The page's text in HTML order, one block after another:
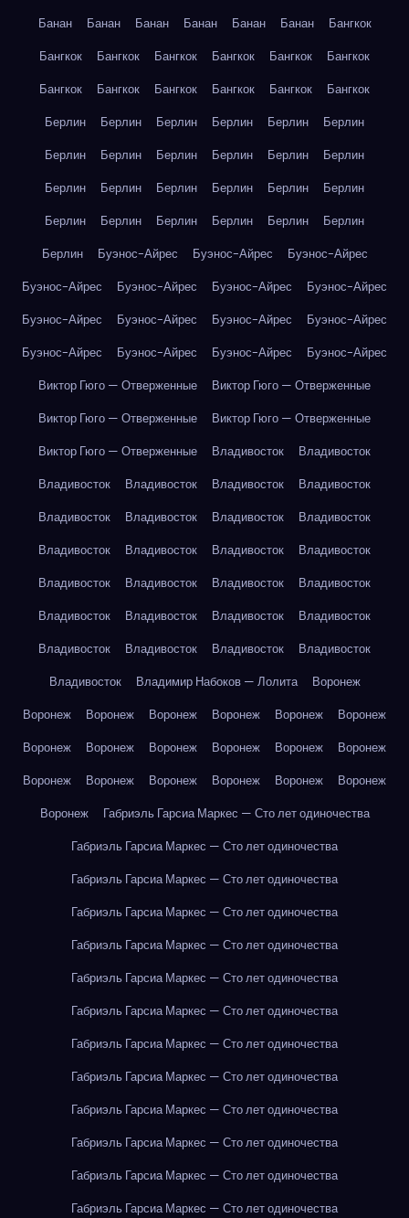
Банан Банан Банан Банан Банан Банан
Бангкок
Бангкок
Бангкок Бангкок Бангкок Бангкок
Бангкок
Бангкок
Бангкок Бангкок Бангкок Бангкок
Бангкок
Берлин
Берлин Берлин Берлин Берлин
Берлин
Берлин
Берлин Берлин Берлин Берлин
Берлин
Берлин
Берлин Берлин Берлин Берлин
Берлин
Берлин
Берлин Берлин Берлин Берлин
Берлин
Берлин
Буэнос-Айрес Буэнос-Айрес
Буэнос-Айрес
Буэнос-Айрес
Буэнос-Айрес Буэнос-Айрес
Буэнос-Айрес
Буэнос-Айрес
Буэнос-Айрес Буэнос-Айрес
Буэнос-Айрес
Буэнос-Айрес
Буэнос-Айрес Буэнос-Айрес
Буэнос-Айрес
Виктор Гюго — Отверженные
Виктор Гюго — Отверженные
Виктор Гюго — Отверженные
Виктор Гюго — Отверженные
Виктор Гюго — Отверженные
Владивосток
Владивосток
Владивосток
Владивосток Владивосток
Владивосток
Владивосток
Владивосток Владивосток
Владивосток
Владивосток
Владивосток Владивосток
Владивосток
Владивосток
Владивосток Владивосток
Владивосток
Владивосток
Владивосток Владивосток
Владивосток
Владивосток
Владивосток Владивосток
Владивосток
Владивосток
Владимир Набоков — Лолита
Воронеж
Воронеж
Воронеж Воронеж Воронеж Воронеж
Воронеж
Воронеж
Воронеж Воронеж Воронеж Воронеж
Воронеж
Воронеж
Воронеж Воронеж Воронеж Воронеж
Воронеж
Воронеж
Габриэль Гарсиа Маркес — Сто лет одиночества
Габриэль Гарсиа Маркес — Сто лет одиночества
Габриэль Гарсиа Маркес — Сто лет одиночества
Габриэль Гарсиа Маркес — Сто лет одиночества
Габриэль Гарсиа Маркес — Сто лет одиночества
Габриэль Гарсиа Маркес — Сто лет одиночества
Габриэль Гарсиа Маркес — Сто лет одиночества
Габриэль Гарсиа Маркес — Сто лет одиночества
Габриэль Гарсиа Маркес — Сто лет одиночества
Габриэль Гарсиа Маркес — Сто лет одиночества
Габриэль Гарсиа Маркес — Сто лет одиночества
Габриэль Гарсиа Маркес — Сто лет одиночества
Габриэль Гарсиа Маркес — Сто лет одиночества